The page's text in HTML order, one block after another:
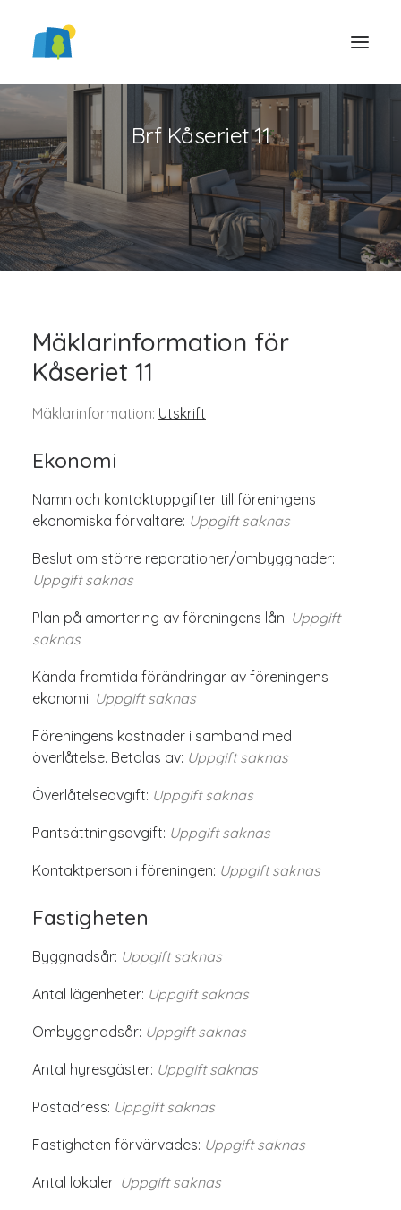
LOGGA IN
Brf Kåseriet 11
Mäklarinformation för
Kåseriet 11
Mäklarinformation: Utskrift
Ekonomi
Namn och kontaktuppgifter till föreningens
ekonomiska förvaltare: Uppgift saknas
Beslut om större reparationer/ombyggnader:
Uppgift saknas
Plan på amortering av föreningens lån: Uppgift
saknas
Kända framtida förändringar av föreningens
ekonomi: Uppgift saknas
Föreningens kostnader i samband med
överlåtelse. Betalas av: Uppgift saknas
Överlåtelseavgift: Uppgift saknas
Pantsättningsavgift: Uppgift saknas
Kontaktperson i föreningen: Uppgift saknas
Fastigheten
Byggnadsår: Uppgift saknas
Antal lägenheter: Uppgift saknas
Ombyggnadsår: Uppgift saknas
Antal hyresgäster: Uppgift saknas
Postadress: Uppgift saknas
Fastigheten förvärvades: Uppgift saknas
Antal lokaler: Uppgift saknas